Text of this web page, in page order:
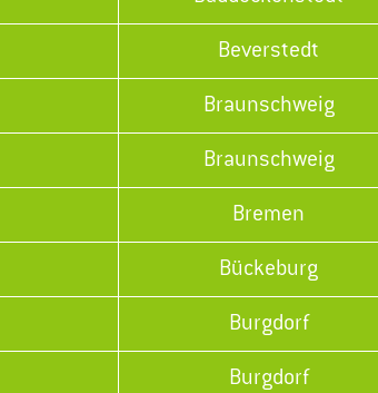
Beverstedt
Braunschweig
Braunschweig
Bremen
Bückeburg
Burgdorf
Burgdorf